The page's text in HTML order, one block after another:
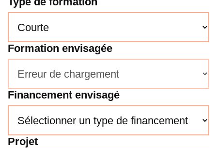
Formation envisagée
Financement envisagé
Projet